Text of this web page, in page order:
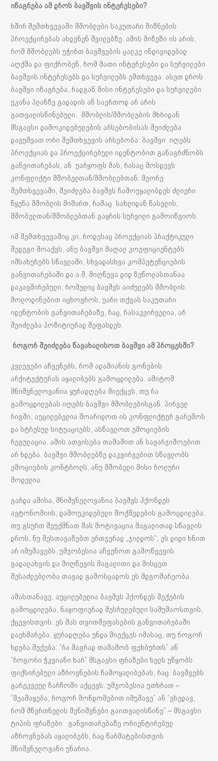
იჩაგრება ამ დროს ბავშვის ინტერესები?
ხშირ შემთხვევაში მშობლები საკუთარი მიზნების
პროექცირებას ახდენენ შვილებზე. ამის მიზეზი ის არის,
რომ მშობლებს უჭირთ ბავშვების ცალკე ინდივიდებად
აღქმა და ფიქრობენ, რომ მათი ინტერესები და სურვილები
ბავშვის ინტერესებს და სურვილებს ემთხვევა. ასეთ დროს
ბავშვი იჩაგრება, რადგან მისი ინტერესები და სურვილები
უკანა პლანზე გადადის ან საერთოდ არ არის
გათვალისწინებული. მშობლის/მშობლების მხრიდან
მსგავსი დამოკიდებულების არსებობისას შეიძლება
დავუშვათ ორი შემთხვევის არსებობა: ბავშვი იღებს
პროექციას და პროექცირებული იდენტობით განაგრძნობს
განვითარებას, ან უარყოფს მას, რასაც მოსდევს
კონფლიქტი მშობელთან/მშობლებთან. მეორე
შემთხვევაში, შეიძლება ბავშვს ჩამოუყალიბდეს ძლიერი
წყენა მშობლის მიმართ, რამაც სახლიდან წასვლის,
მშობელთან/მშობლებთან გაყრის სურვილი გამოიწვიოს.
იმ შემთხვევაშიც კი, როდესაც პროექციას პრაქტიკული
შედეგი მოაქვს, ანუ ბავშვი მაღალ კოეფიციენტებს
იმსახურებს სწავლაში, სხვადასხვა კომპეტენციების
განვითარებაში და ა.შ, მიღწევა დიდ ზეწოლასთანაა
დაკავშირებული, რომელიც ბავშვს აიძულებს მშობლის
მოლოდინებით იცხოვროს, უარი თქვას საკუთარი
იდენტობის განვითარებაზე, რაც, რასაკვირველია, არ
შეიძლება პოზიტიურად შეფასდეს.
როგორ შეიძლება წავახალისოთ ბავშვი ამ პროცესში?
კვლევები აჩვენებს, რომ ადამიანის გონების
არქიტექტურას აყალიბებს გამოცდილება. ამიტომ
მნიშვნელოვანია ყურადღება მიექცეს, თუ რა
გამოცდილებას იღებს ბავშვი მშობლებისგან. პირველ
რიგში, აუცილებელია მოარიდოთ ის კონფლიქტურ გარემოს
და სტრესულ სიტუაციებს, ასწავლოთ ემოციების
რეგულაცია. ამის ათვისება თამაშით ან სავარჯიშოებით
არ ხდება. ბავშვი მშობლებზე დაკვირვებით სწავლობს
ემოციების კონტროლს, ანუ მშობელი მისი როლური
მოდელია.
გარდა ამისა, მნიშვნელოვანია ბავშვს ჰქონდეს
ავტონომიის, დამოუკიდებელი მოქმედების გამოცდილება.
თუ გსურთ შეუქმნათ მას მოტივაცია მაგალითად სწავლის
დროს, ნუ შესთავაზებთ ერთჯერად „ჯილდოს“, ეს დიდი ხნით
არ იმუშავებს. უმჯობესია აჩვენოთ გამოწვევის
გადალახვის და მიღწევის მაგალითი და მისცეთ
შესაძლებლობა თავად გამოსცადოს ეს მდგომარეობა.
ამასთანავე, აუცილებელია ბავშვს ჰქონდეს შექების
გამოცდილება, ნაყოფიერად შესრულებული სამუშაოსთვის,
ქცევისთვის. ეს მას თვითშეფასების განვითარებაში
დაეხმარება. ყურადღება უნდა მიექცეს იმასაც, თუ როგორ
ხდება შექება: “რა მაგრად თამაშობ ფეხბურთს” ან
“როგორი ჭკვიანი ხარ” მსგავსი ფრაზები ხელს უწყობს
ფიქსირებული აზროვნების ჩამოყალიბებას, რაც ბავშვებს
გარეკვეულ ჩარჩოში აქცევს. უმჯობესია უთხრათ –
“მეამაყება, როგორ მონდომებით იმუშავე” ან “ვხედავ,
რომ მწვრთნელის შენიშვნები გაითვალისწინე” – მსგავსი
ტიპის ფრაზები განვითარებაზე ორიენტირებულ
აზროვნებას აყალიბებს, რაც წარმატებისთვის
მნიშვნელოვანი უნარია.